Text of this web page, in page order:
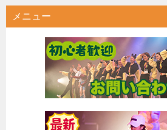
メニュー